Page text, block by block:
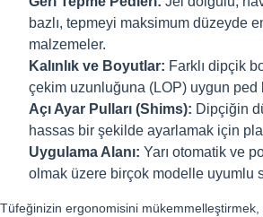
bazlı, tepmeyi maksimum düzeyde
malzemeler.
Kalınlık ve Boyutlar: Farklı dipçik
çekim uzunluğuna (LOP) uygun ped
Açı Ayar Pulları (Shims): Dipçiğin
hassas bir şekilde ayarlamak için
Uygulama Alanı: Yarı otomatik ve
olmak üzere birçok modelle uyumlu
Tüfeğinizin ergonomisini